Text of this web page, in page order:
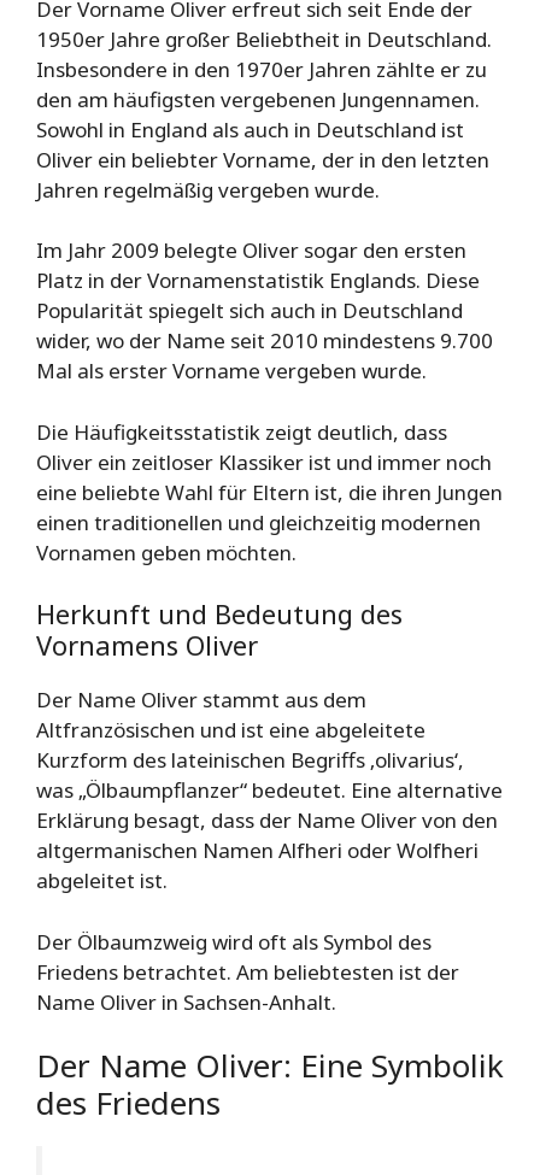
Der Vorname Oliver erfreut sich seit Ende der
1950er Jahre großer Beliebtheit in Deutschland.
Insbesondere in den 1970er Jahren zählte er zu
den am häufigsten vergebenen Jungennamen.
Sowohl in England als auch in Deutschland ist
Oliver ein beliebter Vorname, der in den letzten
Jahren regelmäßig vergeben wurde.
Im Jahr 2009 belegte Oliver sogar den ersten
Platz in der Vornamenstatistik Englands. Diese
Popularität spiegelt sich auch in Deutschland
wider, wo der Name seit 2010 mindestens 9.700
Mal als erster Vorname vergeben wurde.
Die Häufigkeitsstatistik zeigt deutlich, dass
Oliver ein zeitloser Klassiker ist und immer noch
eine beliebte Wahl für Eltern ist, die ihren Jungen
einen traditionellen und gleichzeitig modernen
Vornamen geben möchten.
Herkunft und Bedeutung des
Vornamens Oliver
Der Name Oliver stammt aus dem
Altfranzösischen und ist eine abgeleitete
Kurzform des lateinischen Begriffs ‚olivarius‘,
was „Ölbaumpflanzer“ bedeutet. Eine alternative
Erklärung besagt, dass der Name Oliver von den
altgermanischen Namen Alfheri oder Wolfheri
abgeleitet ist.
Der Ölbaumzweig wird oft als Symbol des
Friedens betrachtet. Am beliebtesten ist der
Name Oliver in Sachsen-Anhalt.
Der Name Oliver: Eine Symbolik
des Friedens